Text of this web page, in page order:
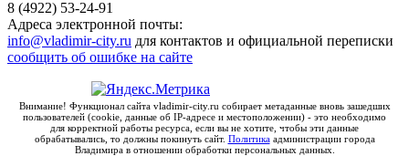
8 (4922) 53-24-91
Адреса электронной почты:
info@vladimir-city.ru для контактов и официальной переписки
сообщить об ошибке на сайте
Внимание! Функционал сайта vladimir-city.ru собирает метаданные вновь зашедших
пользователей (cookie, данные об IP-адресе и местоположении) - это необходимо
для корректной работы ресурса, если вы не хотите, чтобы эти данные
обрабатывались, то должны покинуть сайт. Политикаадминистрации города
Владимира в отношении обработки персональных данных.